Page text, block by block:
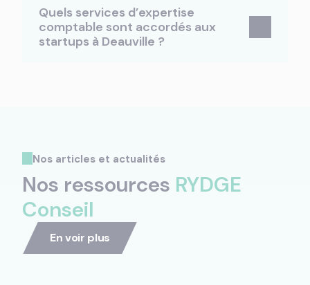
Quels services d’expertise
comptable sont accordés aux
startups à Deauville ?
Nos articles et actualités
Nos ressources RYDGE
Conseil
En voir plus